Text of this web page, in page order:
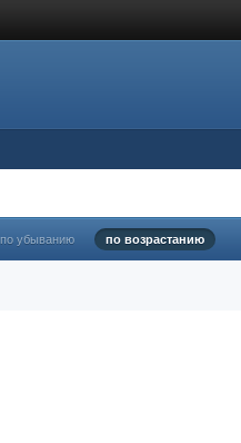
по убыванию по возрастанию